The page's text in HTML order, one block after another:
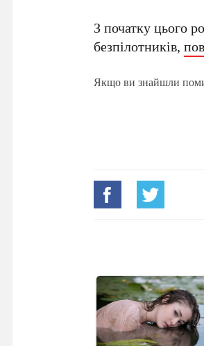
З початку цього
безпілотників,
Якщо ви знайшли